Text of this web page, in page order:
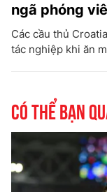
ngã phóng
Các cầu thủ
tác nghiệp khi ăn
Có thể bạn